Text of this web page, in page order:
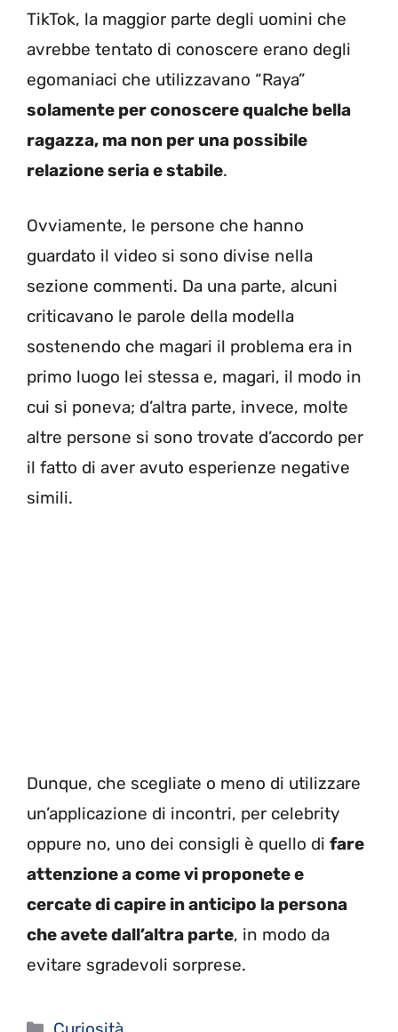
TikTok, la maggior parte degli uomini che
avrebbe tentato di conoscere erano degli
egomaniaci che utilizzavano “Raya”
solamente per conoscere qualche bella
ragazza, ma non per una possibile
relazione seria e stabile.
Ovviamente, le persone che hanno
guardato il video si sono divise nella
sezione commenti. Da una parte, alcuni
criticavano le parole della modella
sostenendo che magari il problema era in
primo luogo lei stessa e, magari, il modo in
cui si poneva; d’altra parte, invece, molte
altre persone si sono trovate d’accordo per
il fatto di aver avuto esperienze negative
simili.
Dunque, che scegliate o meno di utilizzare
un’applicazione di incontri, per celebrity
oppure no, uno dei consigli è quello di fare
attenzione a come vi proponete e
cercate di capire in anticipo la persona
che avete dall’altra parte, in modo da
evitare sgradevoli sorprese.
Categorie